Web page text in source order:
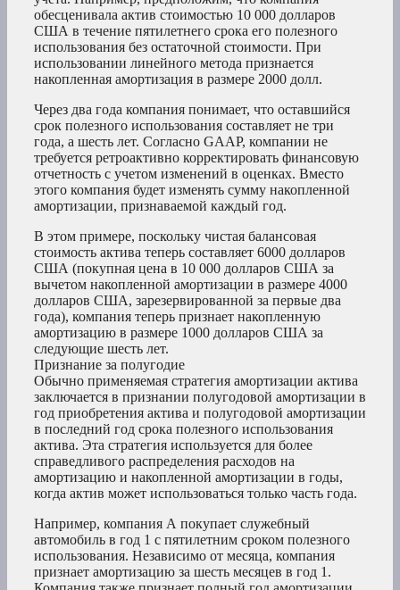
обесценивала актив стоимостью 10 000 долларов
США в течение пятилетнего срока его полезного
использования без остаточной стоимости. При
использовании линейного метода признается
накопленная амортизация в размере 2000 долл.
Через два года компания понимает, что оставшийся
срок полезного использования составляет не три
года, а шесть лет. Согласно GAAP, компании не
требуется ретроактивно корректировать финансовую
отчетность с учетом изменений в оценках. Вместо
этого компания будет изменять сумму накопленной
амортизации, признаваемой каждый год.
В этом примере, поскольку чистая балансовая
стоимость актива теперь составляет 6000 долларов
США (покупная цена в 10 000 долларов США за
вычетом накопленной амортизации в размере 4000
долларов США, зарезервированной за первые два
года), компания теперь признает накопленную
амортизацию в размере 1000 долларов США за
следующие шесть лет.
Признание за полугодие
Обычно применяемая стратегия амортизации актива
заключается в признании полугодовой амортизации в
год приобретения актива и полугодовой амортизации
в последний год срока полезного использования
актива. Эта стратегия используется для более
справедливого распределения расходов на
амортизацию и накопленной амортизации в годы,
когда актив может использоваться только часть года.
Например, компания А покупает служебный
автомобиль в год 1 с пятилетним сроком полезного
использования. Независимо от месяца, компания
признает амортизацию за шесть месяцев в год 1.